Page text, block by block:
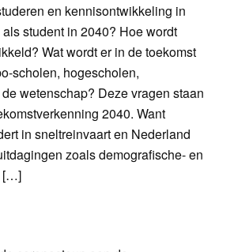
en kennisontwikkeling in
student in 2040? Hoe wordt
Wat wordt er in de toekomst
scholen, hogescholen,
wetenschap? Deze vragen staan
2040. Want
in sneltreinvaart en Nederland
zoals demografische- en
[…]